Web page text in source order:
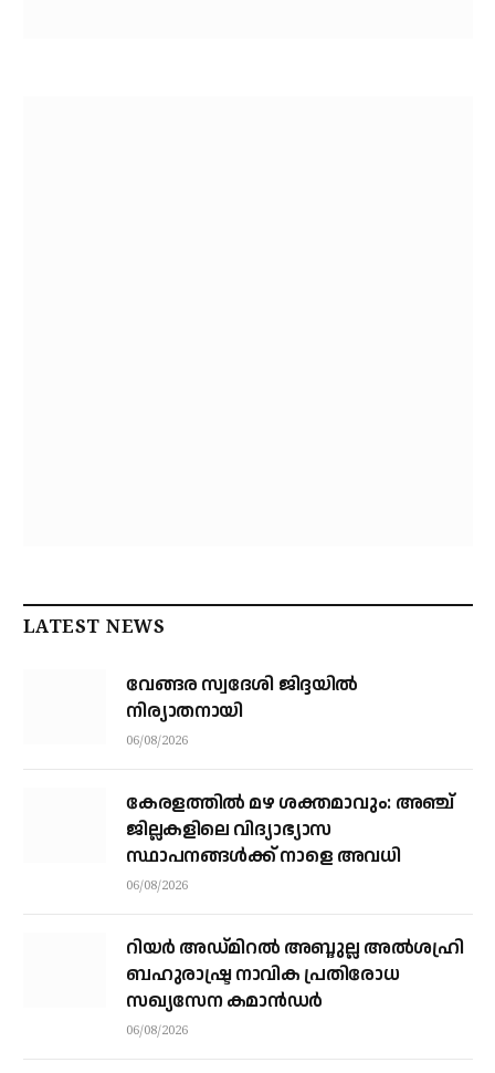
LATEST NEWS
വേങ്ങര സ്വദേശി ജിദ്ദയിൽ
നിര്യാതനായി
06/08/2026
കേരളത്തില്‍ മഴ ശക്തമാവും: അഞ്ച്
ജില്ലകളിലെ വിദ്യാഭ്യാസ
സ്ഥാപനങ്ങള്‍ക്ക് നാളെ അവധി
06/08/2026
റിയര്‍ അഡ്മിറല്‍ അബ്ദുല്ല അല്‍ശഹ്രി
ബഹുരാഷ്ട്ര നാവിക പ്രതിരോധ
സഖ്യസേന കമാന്‍ഡര്‍
06/08/2026